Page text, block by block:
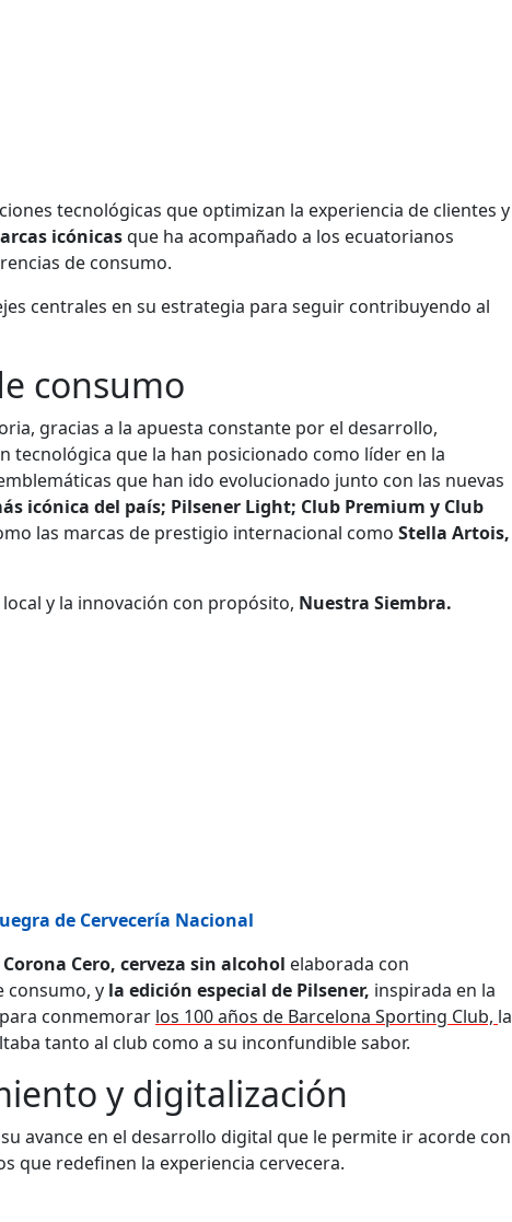
tecnológicas que optimizan la experiencia de clientes y
icónicasque ha acompañado a los ecuatorianos
de consumo.
centrales en su estrategia para seguir contribuyendo al
consumo
gracias a la apuesta constante por el desarrollo,
que la han posicionado como líder en la
que han ido evolucionado junto con las nuevas
icónica del país; Pilsener Light; Club Premium y Club
las marcas de prestigio internacional como Stella Artois,
y la innovación con propósito, Nuestra Siembra.
de Cervecería Nacional
Corona Cero, cerveza sin alcohol elaborada con
consumo, y la edición especial de Pilsener, inspirada en la
conmemorar los 100 años de Barcelona Sporting Club, la
tanto al club como a su inconfundible sabor.
y digitalización
avance en el desarrollo digital que le permite ir acorde con
que redefinen la experiencia cervecera.